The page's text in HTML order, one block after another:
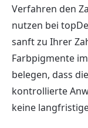
Verfahren den
nutzen bei
sanft zu Ihrer
Farbpigmente
belegen, dass
kontrollierte
keine